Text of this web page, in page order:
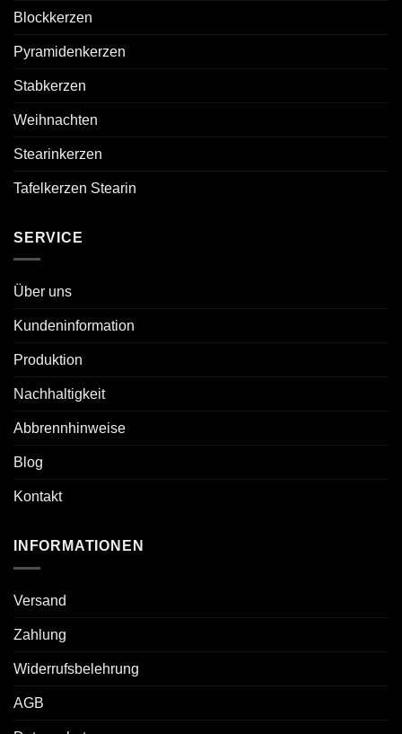
Blockkerzen
Pyramidenkerzen
Stabkerzen
Weihnachten
Stearinkerzen
Tafelkerzen Stearin
SERVICE
Über uns
Kundeninformation
Produktion
Nachhaltigkeit
Abbrennhinweise
Blog
Kontakt
INFORMATIONEN
Versand
Zahlung
Widerrufsbelehrung
AGB